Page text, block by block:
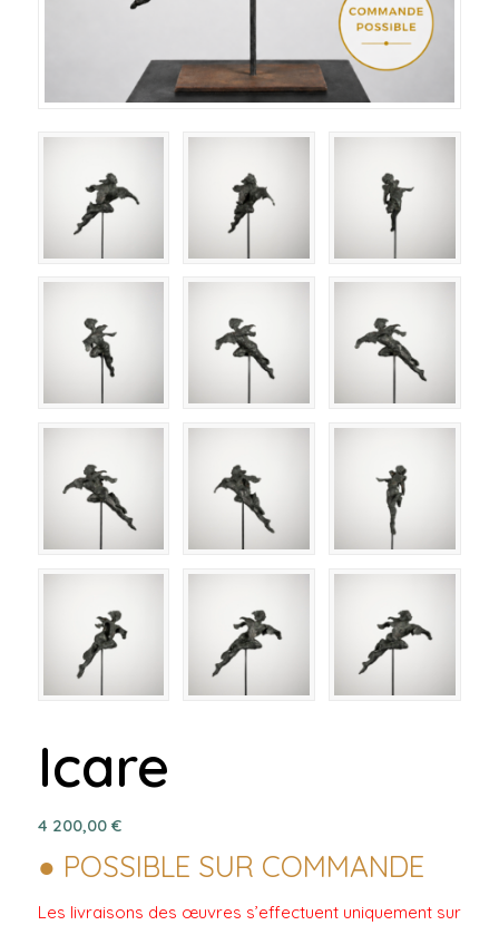
Icare
4 200,00 €
● POSSIBLE SUR COMMANDE
Les livraisons des œuvres s’effectuent uniquement sur